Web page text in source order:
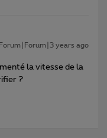
Forum|Forum|3 years ago
la vitesse de la
?